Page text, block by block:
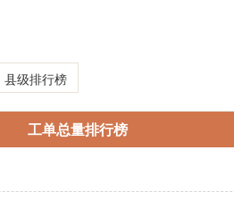
县级排行榜
工单总量排行榜